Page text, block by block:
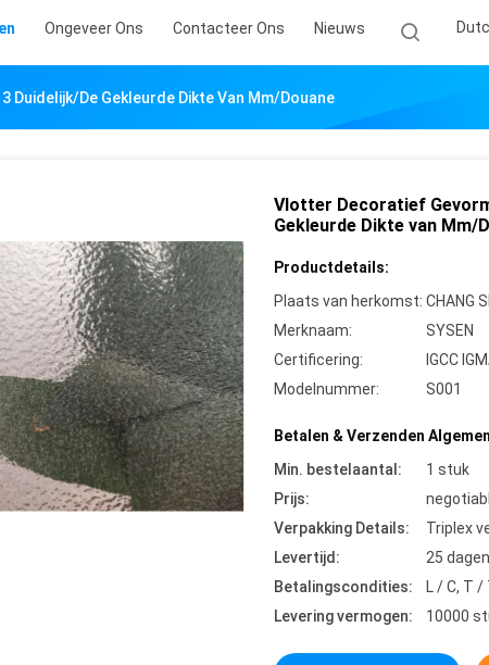
Ongeveer Ons Contacteer Ons Nieuws
Duidelijk/de Gekleurde Dikte Van Mm/Douane
Vlotter Decoratief
Gekleurde Dikte van Mm/
Productdetails:
Plaats van herkomst: CHANG
Merknaam:
SYSEN
Certificering:
IGCC
Modelnummer:
S001
Betalen & Verzenden
Min. bestelaantal:
1 stuk
Prijs:
Verpakking Details:
Triplex
Levertijd:
25 dagen
Betalingscondities:
L / C, T /
Levering vermogen:
10000